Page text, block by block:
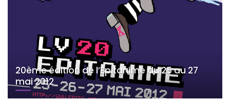
20ème édition de l’Epitanime du 25 au 27
mai 2012